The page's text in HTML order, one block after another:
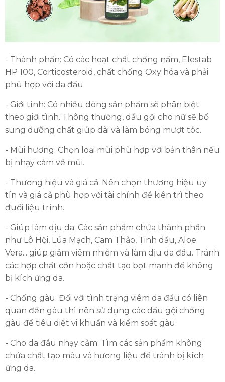
- Thành phần: Có các hoạt chất chống nấm, Elestab
HP 100, Corticosteroid, chất chống Oxy hóa và phải
phù hợp với da đầu.
- Giới tính: Có nhiều dòng sản phẩm sẽ phân biệt
theo giới tình. Thông thường, dầu gội cho nữ sẽ bổ
sung dưỡng chất giúp dài và làm bóng mượt tóc.
- Mùi hương: Chọn loại mùi phù hợp với bản thân nếu
bị nhạy cảm về mùi.
- Thương hiệu và giá cả: Nên chọn thương hiệu uy
tín và giá cả phù hợp với tài chính để kiên trì theo
đuổi liệu trình.
- Giúp làm dịu da: Các sản phẩm chứa thành phần
như Lô Hội, Lúa Mạch, Cam Thảo, Tinh dầu, Aloe
Vera... giúp giảm viêm nhiễm và làm dịu da đầu. Tránh
các hợp chất cồn hoặc chất tạo bọt mạnh để không
bị kích ứng da.
- Chống gàu: Đối với tình trạng viêm da đầu có liên
quan đến gàu thì nên sử dụng các dầu gội chống
gàu để tiêu diệt vi khuẩn và kiểm soát gàu.
- Cho da đầu nhạy cảm: Tìm các sản phẩm không
chứa chất tạo màu và hương liệu để tránh bị kích
ứng da.